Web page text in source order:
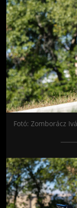
Fotó: Zomborácz